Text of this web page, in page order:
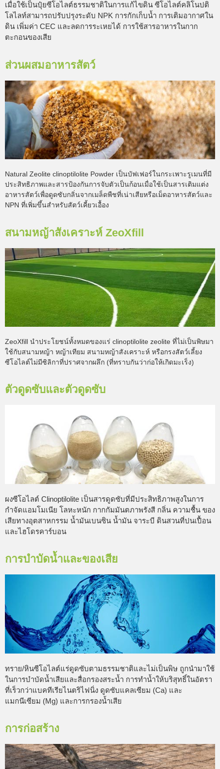
เมื่อใช้เป็นปุ๋ยซีโอไลต์ธรรมชาติในการแก้ไขดิน ซีโอไลต์คลิโนปติ
โลไลท์สามารถปรับปรุงระดับ NPK การกักเก็บน้ำ การเติมอากาศใน
ดิน เพิ่มค่า CEC และลดการระเหยได้ การใช้สารอาหารในกาก
ตะกอนของเสีย
ส่วนผสมอาหารสัตว์
Natural Zeolite clinoptilolite Powder เป็นบัฟเฟอร์ในกระเพาะรูเมนที่มี
ประสิทธิภาพและสารป้องกันการจับตัวเป็นก้อนเมื่อใช้เป็นสารเติมแต่ง
อาหารสัตว์เพื่อดูดซับกลิ่นจากเมล็ดพืชที่เน่าเสียหรือเม็ดอาหารสัตว์และ
NPN ที่เพิ่มขึ้นสำหรับสัตว์เคี้ยวเอื้อง
สนามหญ้าสังเคราะห์ ZeoXfill
ZeoXfill นำประโยชน์ทั้งหมดของแร่ clinoptilolite zeolite ที่ไม่เป็นพิษมา
ใช้กับสนามหญ้า หญ้าเทียม สนามหญ้าสังเคราะห์ หรือกรงสัตว์เลี้ยง
ซีโอไลต์ไม่มีซิลิกาที่ปราศจากผลึก (ที่ทราบกันว่าก่อให้เกิดมะเร็ง)
ตัวดูดซับและตัวดูดซับ
ผงซีโอไลต์ Clinoptilolite เป็นสารดูดซับที่มีประสิทธิภาพสูงในการ
กำจัดแอมโมเนีย โลหะหนัก กากกัมมันตภาพรังสี กลิ่น ความชื้น ของ
เสียทางอุตสาหกรรม น้ำมันเบนซิน น้ำมัน จาระบี ดินสวนที่ปนเปื้อน
และไฮโดรคาร์บอน
การบำบัดน้ำและของเสีย
ทราย/หินซีโอไลต์แร่ดูดซับตามธรรมชาติและไม่เป็นพิษ ถูกนำมาใช้
ในการบำบัดน้ำเสียและสื่อกรองสระน้ำ การทำน้ำให้บริสุทธิ์ในอัตรา
ที่เร็วกว่าแบคทีเรียไนตริไฟนิ่ง ดูดซับแคลเซียม (Ca) และ
แมกนีเซียม (Mg) และการกรองน้ำเสีย
การก่อสร้าง